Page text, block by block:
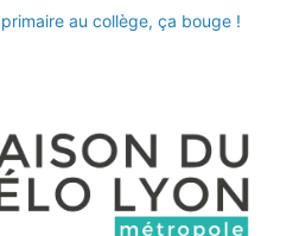
au collège, ça bouge !